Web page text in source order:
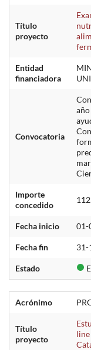
Título
proyecto
Entidad
financiadora
Convocatoria
Importe
concedido
Fecha inicio 01-
Fecha fin 31-
Estado
Acrónimo
Título
proyecto